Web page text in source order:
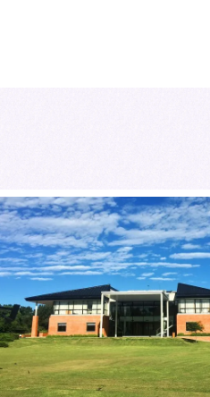
Maximilians-Universität